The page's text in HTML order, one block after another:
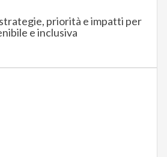
strategie, priorità e impatti per
e inclusiva